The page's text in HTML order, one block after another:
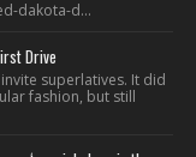
dakota-d...
Drive
superlatives. It did
fashion, but still